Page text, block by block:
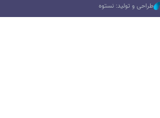
طراحی و تولید: نستوه